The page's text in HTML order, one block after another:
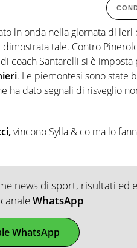
in onda nella giornata di ieri
dimostrata tale. Contro
coach Santarelli si è imposta
. Le piemontesi sono state
ha dato segnali di risveglio
vincono Sylla & co ma lo
news di sport, risultati ed
WhatsApp
WhatsApp